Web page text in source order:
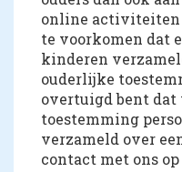
online activiteiten
te voorkomen dat
kinderen
ouderlijke
overtuigd bent dat
toestemming
verzameld over
contact met ons